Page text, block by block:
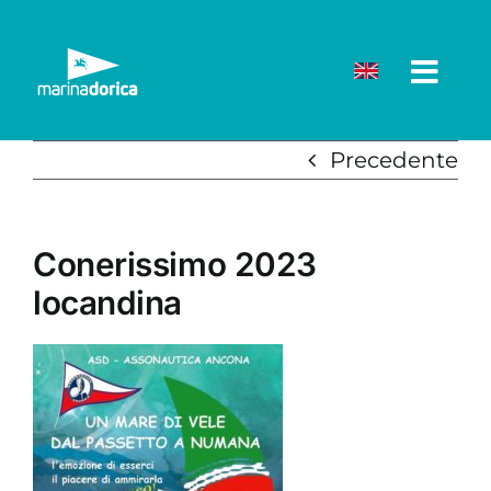
contenuto
Precedente
Conerissimo 2023
locandina